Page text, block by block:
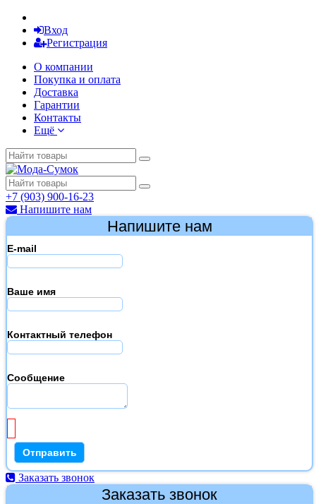
Вход
Регистрация
О компании
Покупка и оплата
Доставка
Гарантии
Контакты
Ещё
+7 (903) 900-16-23
Напишите нам
Напишите нам
E-mail
Ваше имя
Контактный телефон
Сообщение
Заказать звонок
Заказать звонок